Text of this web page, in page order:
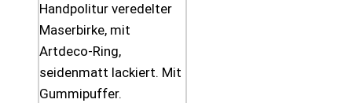
Handpolitur veredelter
Maserbirke, mit
Artdeco-Ring,
seidenmatt lackiert. Mit
Gummipuffer.